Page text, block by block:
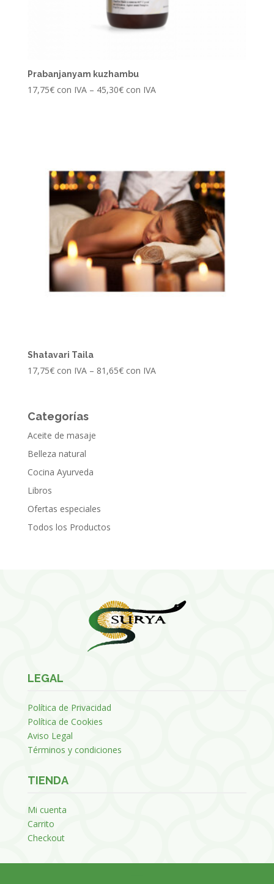
Prabanjanyam kuzhambu
17,75€ con IVA– 45,30€ con IVA
Shatavari Taila
17,75€ con IVA– 81,65€ con IVA
Categorías
Aceite de masaje
Belleza natural
Cocina Ayurveda
Libros
Ofertas especiales
Todos los Productos
LEGAL
Política de Privacidad
Política de Cookies
Aviso Legal
Términos y condiciones
TIENDA
Mi cuenta
Carrito
Checkout